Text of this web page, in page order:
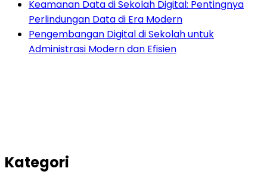
Keamanan Data di Sekolah Digital: Pentingnya
Perlindungan Data di Era Modern
Pengembangan Digital di Sekolah untuk
Administrasi Modern dan Efisien
Kategori